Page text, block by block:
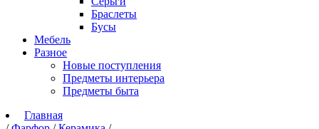
Браслеты
Бусы
Мебель
Разное
Новые поступления
Предметы интерьера
Предметы быта
Главная